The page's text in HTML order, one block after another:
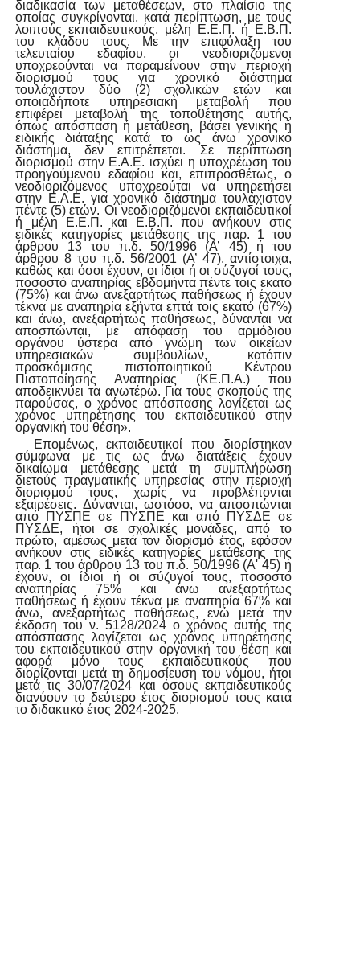
διαδικασία των μεταθέσεων, στο πλαίσιο της
οποίας συγκρίνονται, κατά περίπτωση, με τους
λοιπούς εκπαιδευτικούς, μέλη Ε.Ε.Π. ή
Ε.Β.Π.
του κλάδου
τους. Με την επιφύλαξη
του
τελευταίου
εδαφίου, οι
νεοδιοριζόμενοι
υποχρεούνται να παραμείνουν στην περιοχή
διορισμού τους για χρονικό διάστημα
τουλάχιστον δύο (2) σχολικών ετών και
οποιαδήποτε υπηρεσιακή μεταβολή που
επιφέρει μεταβολή της τοποθέτησης
αυτής,
όπως απόσπαση ή μετάθεση, βάσει γενικής ή
ειδικής
διάταξης κατά
το ως άνω χρονικό
διάστημα, δεν επιτρέπεται. Σε περίπτωση
διορισμού στην Ε.Α.Ε. ισχύει η υποχρέωση του
προηγούμενου εδαφίου και, επιπροσθέτως, ο
νεοδιοριζόμενος υποχρεούται
να
υπηρετήσει
στην Ε.Α.Ε. για χρονικό διάστημα τουλάχιστον
πέντε (5) ετών. Οι νεοδιοριζόμενοι εκπαιδευτικοί
ή μέλη Ε.Ε.Π. και Ε.Β.Π. που ανήκουν στις
ειδικές κατηγορίες
μετάθεσης της παρ.
1 του
άρθρου 13
του π.δ. 50/1996 (Α’ 45) ή
του
άρθρου 8 του π.δ. 56/2001 (Α’ 47), αντίστοιχα,
καθώς και όσοι έχουν, οι ίδιοι ή οι σύζυγοί τους,
ποσοστό αναπηρίας εβδομήντα πέντε τοις εκατό
(75%) και άνω ανεξαρτήτως παθήσεως ή έχουν
τέκνα με αναπηρία εξήντα επτά τοις εκατό (67%)
και άνω, ανεξαρτήτως παθήσεως, δύνανται να
αποσπώνται, με απόφαση του αρμόδιου
οργάνου ύστερα από γνώμη των οικείων
υπηρεσιακών συμβουλίων, κατόπιν
προσκόμισης πιστοποιητικού Κέντρου
Πιστοποίησης Αναπηρίας (ΚΕ.Π.Α.) που
αποδεικνύει τα ανωτέρω. Για τους σκοπούς της
παρούσας, ο χρόνος απόσπασης λογίζεται ως
χρόνος
υπηρέτησης του εκπαιδευτικού
στην
οργανική του θέση».
Επομένως, εκπαιδευτικοί που διορίστηκαν
σύμφωνα με τις ως άνω διατάξεις έχουν
δικαίωμα μετάθεσης μετά τη συμπλήρωση
διετούς πραγματικής υπηρεσίας στην περιοχή
διορισμού
τους, χωρίς να
προβλέπονται
εξαιρέσεις. Δύνανται, ωστόσο, να αποσπώνται
από ΠΥΣΠΕ σε ΠΥΣΠΕ και από ΠΥΣΔΕ σε
ΠΥΣΔΕ, ήτοι σε σχολικές μονάδες, από το
πρώτο,αμέσως μετά τον διορισμό έτος, εφόσον
ανήκουν στις ειδικές κατηγορίες μετάθεσης της
παρ. 1 του άρθρου 13 του π.δ. 50/1996 (Α' 45) ή
έχουν, οι ίδιοι ή οι σύζυγοί τους, ποσοστό
αναπηρίας
75% και άνω
ανεξαρτήτως
παθήσεως ή έχουν τέκνα με αναπηρία 67% και
άνω, ανεξαρτήτως παθήσεως, ενώ μετά την
έκδοση του ν. 5128/2024 ο χρόνος αυτής της
απόσπασης λογίζεται ως χρόνος υπηρέτησης
του εκπαιδευτικού στην οργανική του θέση και
αφορά
μόνο τους εκπαιδευτικούς
που
διορίζονται μετά τη δημοσίευση του νόμου, ήτοι
μετά τις 30/07/2024 και όσους εκπαιδευτικούς
διανύουν το δεύτερο έτος διορισμού τους κατά
το διδακτικό έτος 2024-2025.